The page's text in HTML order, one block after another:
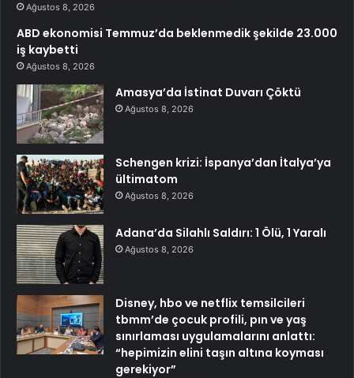
Ağustos 8, 2026
ABD ekonomisi Temmuz’da beklenmedik şekilde 23.000
iş kaybetti
Ağustos 8, 2026
Amasya’da İstinat Duvarı Çöktü
Ağustos 8, 2026
Schengen krizi: İspanya’dan İtalya’ya
ültimatom
Ağustos 8, 2026
Adana’da Silahlı Saldırı: 1 Ölü, 1 Yaralı
Ağustos 8, 2026
Disney, hbo ve netflix temsilcileri
tbmm’de çocuk profili, pın ve yaş
sınırlaması uygulamalarını anlattı:
“hepimizin elini taşın altına koyması
gerekiyor”